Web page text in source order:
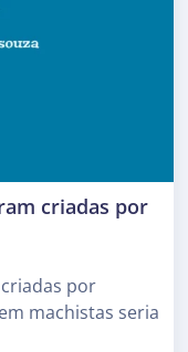
criadas por
por
machistas seria